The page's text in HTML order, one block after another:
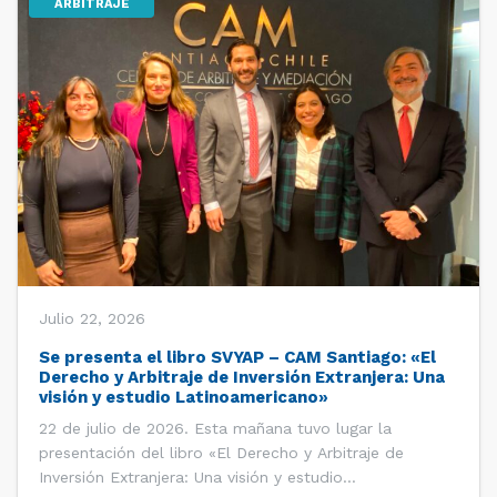
ARBITRAJE
Julio 22, 2026
Se presenta el libro SVYAP – CAM Santiago: «El
Derecho y Arbitraje de Inversión Extranjera: Una
visión y estudio Latinoamericano»
22 de julio de 2026. Esta mañana tuvo lugar la
presentación del libro «El Derecho y Arbitraje de
Inversión Extranjera: Una visión y estudio